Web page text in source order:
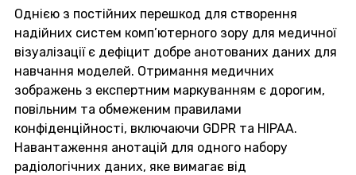
Однією з постійних перешкод для створення
надійних систем комп’ютерного зору для медичної
візуалізації є дефіцит добре анотованих даних для
навчання моделей. Отримання медичних
зображень з експертним маркуванням є дорогим,
повільним та обмеженим правилами
конфіденційності, включаючи GDPR та HIPAA.
Навантаження анотацій для одного набору
радіологічних даних, яке вимагає від